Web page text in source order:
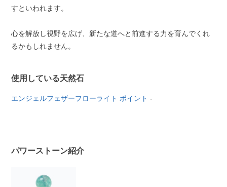
すといわれます。
心を解放し視野を広げ、新たな道へと前進する力を育んでくれ
るかもしれません。
使用している天然石
エンジェルフェザーフローライト ポイント -
パワーストーン紹介